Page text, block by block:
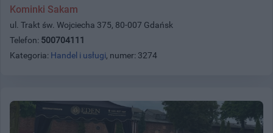
Kominki Sakam
ul. Trakt św. Wojciecha 375, 80-007 Gdańsk
Telefon: 500704111
Kategoria: Handel i usługi, numer: 3274